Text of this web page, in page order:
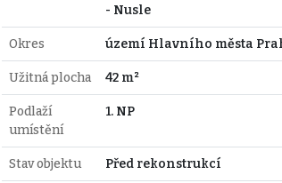
- Nusle
Okres území Hlavního města
Užitná plocha 42 m²
Podlaží
umístění
1. NP
Stav objektu Před rekonstrukcí